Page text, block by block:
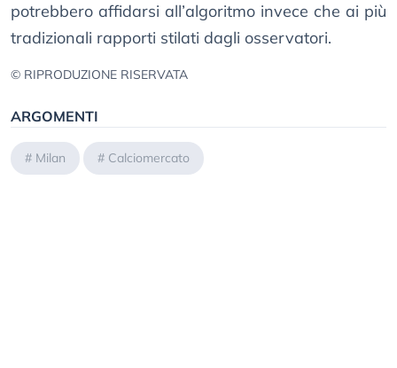
potrebbero affidarsi all’algoritmo invece che ai più
tradizionali rapporti stilati dagli osservatori.
© RIPRODUZIONE RISERVATA
ARGOMENTI
# Milan # Calciomercato